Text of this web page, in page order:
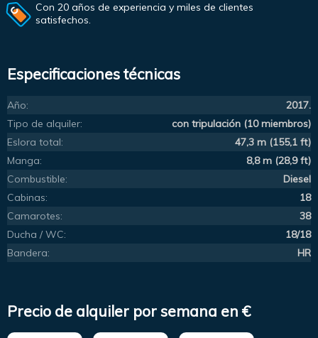
Con 20 años de experiencia y miles de clientes
satisfechos.
Especificaciones técnicas
Año:
2017.
Tipo de alquiler:
con tripulación (10 miembros)
Eslora total:
47,3 m (155,1 ft)
Manga:
8,8 m (28,9 ft)
Combustible:
Diesel
Cabinas:
18
Camarotes:
38
Ducha / WC:
18/18
Bandera:
HR
Precio de alquiler por semana en €